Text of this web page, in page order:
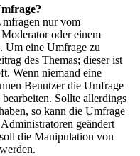
nur vom
oder einem
Um eine Umfrage zu
des Themas; dieser ist
Wenn niemand eine
Benutzer die Umfrage
Sollte allerdings
so kann die Umfrage
geändert
die Manipulation von